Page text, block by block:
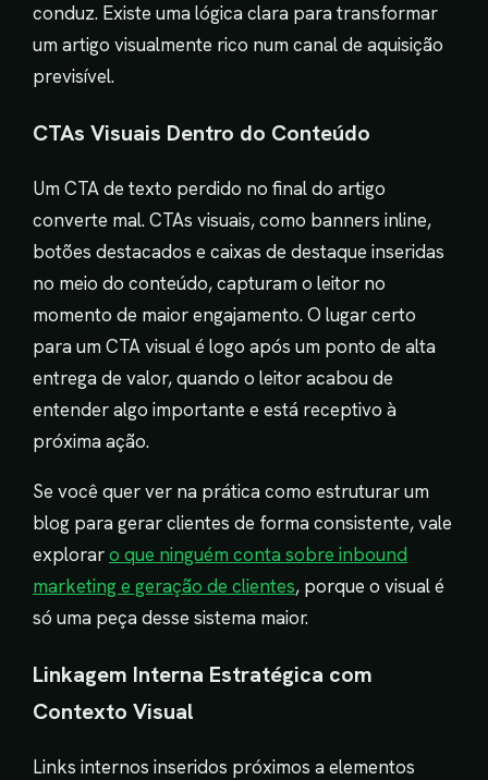
conduz. Existe uma lógica clara para transformar
um artigo visualmente rico num canal de aquisição
previsível.
CTAs Visuais Dentro do Conteúdo
Um CTA de texto perdido no final do artigo
converte mal. CTAs visuais, como banners inline,
botões destacados e caixas de destaque inseridas
no meio do conteúdo, capturam o leitor no
momento de maior engajamento. O lugar certo
para um CTA visual é logo após um ponto de alta
entrega de valor, quando o leitor acabou de
entender algo importante e está receptivo à
próxima ação.
Se você quer ver na prática como estruturar um
blog para gerar clientes de forma consistente, vale
exploraro que ninguém conta sobre inbound
marketing e geração de clientes, porque o visual é
só uma peça desse sistema maior.
Linkagem Interna Estratégica com
Contexto Visual
Links internos inseridos próximos a elementos